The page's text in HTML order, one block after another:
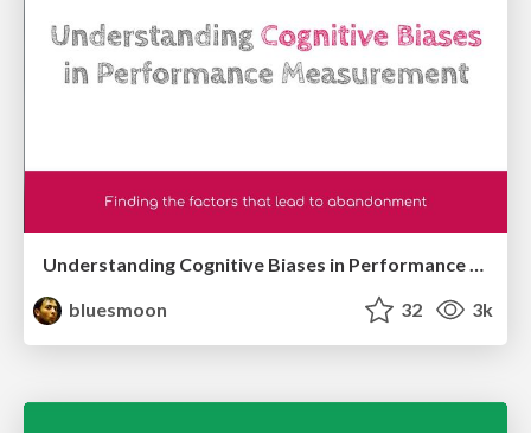
Understanding Cognitive Biases in Performance Measurement
bluesmoon
32 3k